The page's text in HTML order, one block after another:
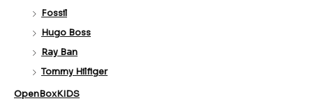
Fossil
Hugo Boss
Ray Ban
Tommy Hilfiger
OpenBoxKIDS